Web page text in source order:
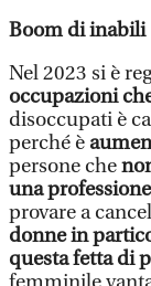
Boom di inabili
Nel 2023 si è
occupazioni
disoccupati è
perché è
persone che
una professione
provare a
donne in
questa fetta di